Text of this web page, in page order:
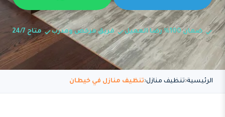
ضمان 100% رضا العميل فريق مرخص ومدرب متاح 24/7
الرئيسية تنظيف منازل تنظيف منازل في خيطان